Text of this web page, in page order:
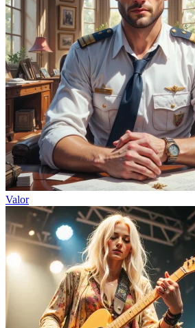
Valor